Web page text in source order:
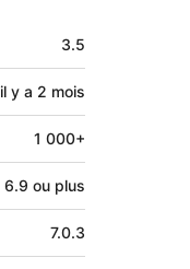
3.5
il y a 2 mois
1 000+
6.9 ou plus
7.0.3